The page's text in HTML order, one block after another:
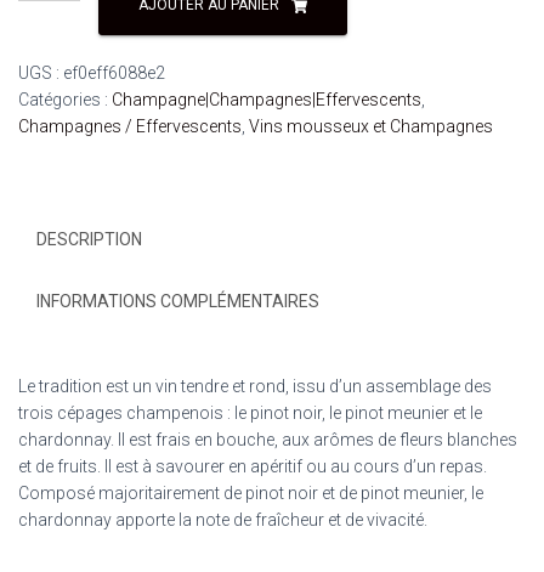
AJOUTER AU PANIER
UGS : ef0eff6088e2
Catégories : Champagne|Champagnes|Effervescents,
Champagnes / Effervescents, Vins mousseux et Champagnes
DESCRIPTION
INFORMATIONS COMPLÉMENTAIRES
Le tradition est un vin tendre et rond, issu d’un assemblage des
trois cépages champenois : le pinot noir, le pinot meunier et le
chardonnay. Il est frais en bouche, aux arômes de fleurs blanches
et de fruits. Il est à savourer en apéritif ou au cours d’un repas.
Composé majoritairement de pinot noir et de pinot meunier, le
chardonnay apporte la note de fraîcheur et de vivacité.